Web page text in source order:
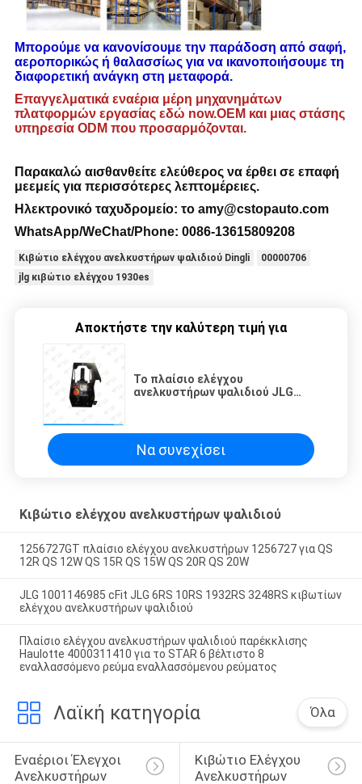
Μπορούμε να κανονίσουμε την παράδοση από σαφή,
αεροπορικώς ή θαλασσίως για να ικανοποιήσουμε τη
διαφορετική ανάγκη στη μεταφορά.
Επαγγελματικά εναέρια μέρη μηχανημάτων
πλατφορμών εργασίας εδώ now.OEM και μιας στάσης
υπηρεσία ODM που προσαρμόζονται.
Παρακαλώ αισθανθείτε ελεύθερος να έρθει σε επαφή
μεεμείς για περισσότερες λεπτομέρειες.
Ηλεκτρονικό ταχυδρομείο: το amy@cstopauto.com
WhatsApp/WeChat/Phone: 0086-13615809208
Κιβώτιο ελέγχου ανελκυστήρων ψαλιδιού Dingli
00000706
jlg κιβώτιο ελέγχου 1930es
Αποκτήστε την καλύτερη τιμή για
Το πλαίσιο ελέγχου
ανελκυστήρων ψαλιδιού JLG
Να συνεχίσει
Κιβώτιο ελέγχου ανελκυστήρων ψαλιδιού
1256727GT πλαίσιο ελέγχου ανελκυστήρων 1256727 για QS
12R QS 12W QS 15R QS 15W QS 20R QS 20W
JLG 1001146985 cFit JLG 6RS 10RS 1932RS 3248RS κιβωτίων
ελέγχου ανελκυστήρων ψαλιδιού
Πλαίσιο ελέγχου ανελκυστήρων ψαλιδιού παρέκκλισης
Haulotte 4000311410 για το STAR 6 βέλτιστο 8
εναλλασσόμενο ρεύμα εναλλασσόμενου ρεύματος
Λαϊκή κατηγορία Όλα
Εναέριοι Έλεγχοι
Ανελκυστήρων
Κιβώτιο Ελέγχου
Ανελκυστήρων